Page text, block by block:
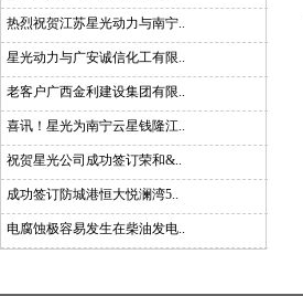
热烈祝贺江苏星光动力与南宁..
星光动力与广安诚信化工有限..
老客户广西金利建设集团有限..
喜讯！星光为南宁云星钱隆江..
祝贺星光公司成功签订荣和&..
成功签订防城港恒大悦澜湾5..
电腐蚀极容易发生在柴油发电..